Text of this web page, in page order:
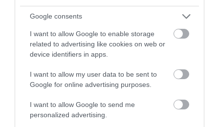
Google consents
I want to allow Google to enable storage
related to advertising like cookies on web or
device identifiers in apps.
I want to allow my user data to be sent to
Google for online advertising purposes.
I want to allow Google to send me
personalized advertising.
HA EBBE AZ IRÁNYBA
UTAZOM, SOKKAL KÉSŐBB
TUDOK ELALUDNI, ÉS